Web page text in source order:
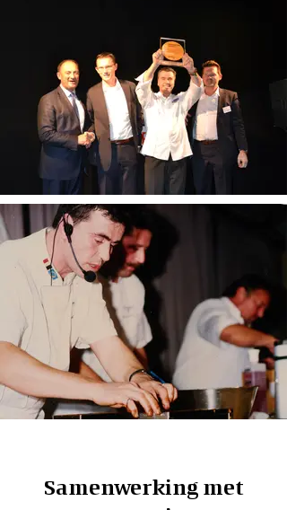
Samenwerking met